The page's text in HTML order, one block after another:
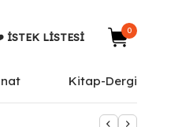
İSTEK LISTESI
0
Kitap-Dergi